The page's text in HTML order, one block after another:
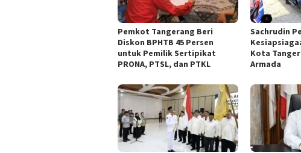
Pemkot Tangerang Beri
Diskon BPHTB 45 Persen
untuk Pemilik Sertipikat
PRONA, PTSL, dan PTKL
Sachrudin
Kota
Armada